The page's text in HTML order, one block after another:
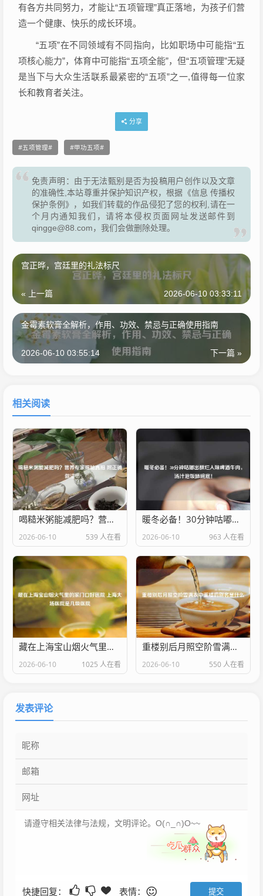
有各方共同努力，才能让“五项管理”真正落地，为孩子们营
造一个健康、快乐的成长环境。
“五项”在不同领域有不同指向，比如职场中可能指“五
项核心能力”，体育中可能指“五项全能”，但“五项管理”无疑
是当下与大众生活联系最紧密的“五项”之一,值得每一位家
长和教育者关注。
分享
五项管理 甲功五项
免责声明：由于无法甄别是否为投稿用户创作以及文章
的准确性,本站尊重并保护知识产权，根据《信息 传播权
保护条例》，如我们转载的作品侵犯了您的权利,请在一
个月内通知我们，请将本侵权页面网址发送邮件到
qingge@88.com，我们会做删除处理。
宫正晔，宫廷里的礼法标尺
« 上一篇 2026-06-10 03:33:11
金霉素软膏全解析，作用、功效、禁忌与正确使用指南
下一篇 »
2026-06-10 03:55:14
相关阅读
喝糙米粥能减肥吗？营养专家揭秘真相 附正确做法
2026-06-10 539 人在看
暖冬必备！30分钟咕嘟出酥烂入味啤酒牛肉，汤汁泡饭舔碗底！
2026-06-10 963 人在看
藏在上海宝山烟火气里的家门口好医院 上海大场医院是几级医院
2026-06-10 1025 人在看
重楼别后月照空阶雪满衣中重楼的别名是什么
2026-06-10 550 人在看
发表评论
快捷回复： 表情：